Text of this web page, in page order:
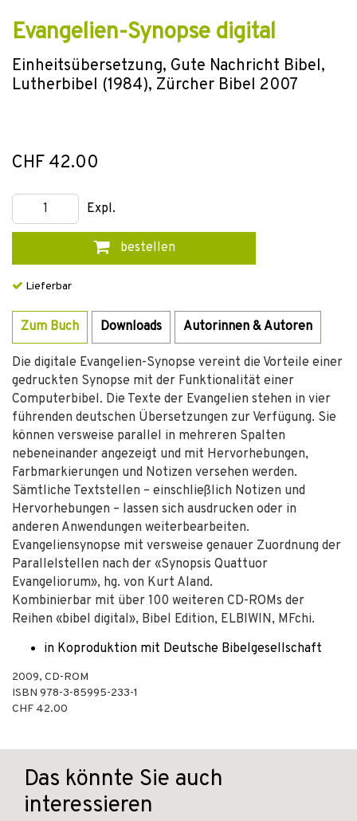
Evangelien-Synopse digital
Einheitsübersetzung, Gute Nachricht Bibel,
Lutherbibel (1984), Zürcher Bibel 2007
CHF 42.00
Expl.
bestellen
Lieferbar
Zum Buch Downloads Autorinnen & Autoren
Die digitale Evangelien-Synopse vereint die Vorteile einer
gedruckten Synopse mit der Funktionalität einer
Computerbibel. Die Texte der Evangelien stehen in vier
führenden deutschen Übersetzungen zur Verfügung. Sie
können versweise parallel in mehreren Spalten
nebeneinander angezeigt und mit Hervorhebungen,
Farbmarkierungen und Notizen versehen werden.
Sämtliche Textstellen – einschließlich Notizen und
Hervorhebungen – lassen sich ausdrucken oder in
anderen Anwendungen weiterbearbeiten.
Evangeliensynopse mit versweise genauer Zuordnung der
Parallelstellen nach der «Synopsis Quattuor
Evangeliorum», hg. von Kurt Aland.
Kombinierbar mit über 100 weiteren CD-ROMs der
Reihen «bibel digital», Bibel Edition, ELBIWIN, MFchi.
in Koproduktion mit Deutsche Bibelgesellschaft
2009, CD-ROM
ISBN 978-3-85995-233-1
CHF 42.00
Das könnte Sie auch
interessieren